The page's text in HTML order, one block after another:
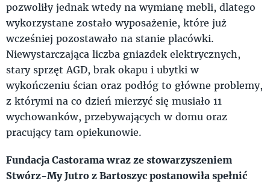
pozwoliły jednak wtedy na wymianę mebli, dlatego
wykorzystane zostało wyposażenie, które już
wcześniej pozostawało na stanie placówki.
Niewystarczająca liczba gniazdek elektrycznych,
stary sprzęt AGD, brak okapu i ubytki w
wykończeniu ścian oraz podłóg to główne problemy,
z którymi na co dzień mierzyć się musiało 11
wychowanków, przebywających w domu oraz
pracujący tam opiekunowie.
Fundacja Castorama wraz ze stowarzyszeniem
Stwórz-My Jutro z Bartoszyc postanowiła spełnić